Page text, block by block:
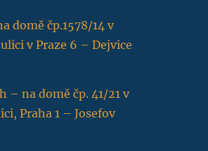
domě čp.1578/14 v
v Praze 6 – Dejvice
– na domě čp. 41/21 v
Praha 1 – Josefov